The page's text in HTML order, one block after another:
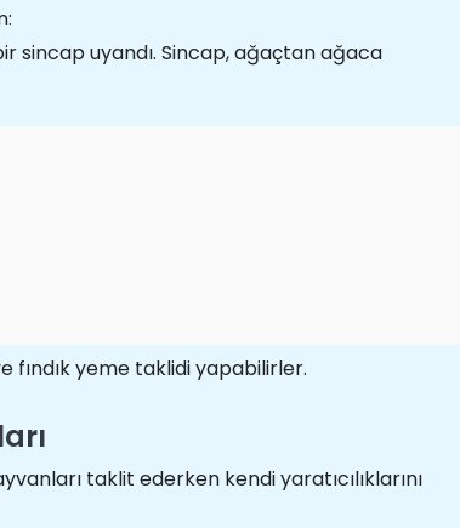
sincap uyandı. Sincap, ağaçtan ağaca
fındık yeme taklidi yapabilirler.
taklit ederken kendi yaratıcılıklarını